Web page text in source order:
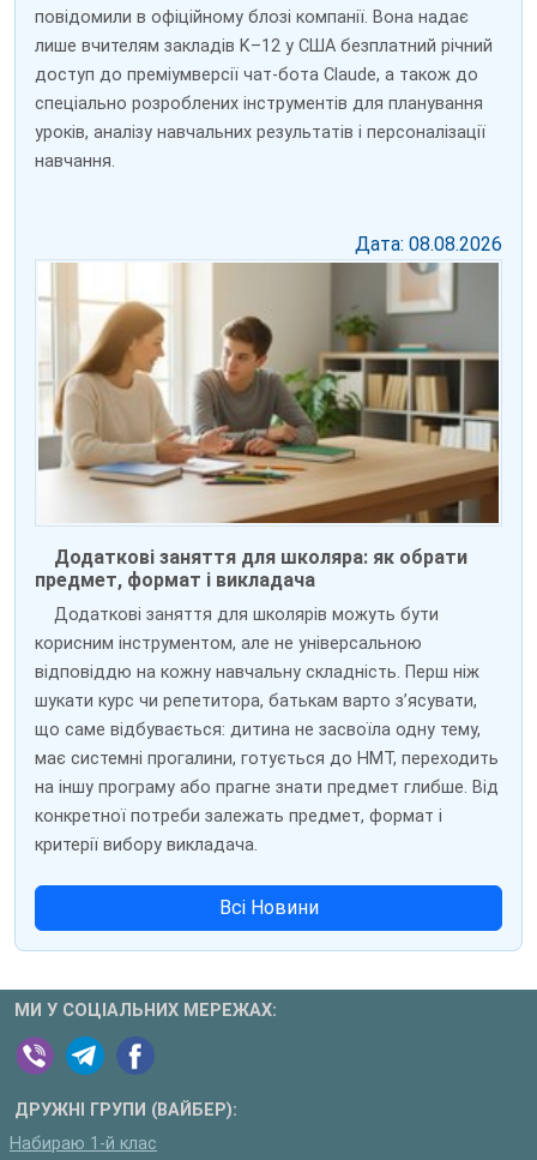
повідомили в офіційному блозі компанії. Вона надає
лише вчителям закладів K–12 у США безплатний річний
доступ до преміумверсії чат-бота Claude, а також до
спеціально розроблених інструментів для планування
уроків, аналізу навчальних результатів і персоналізації
навчання.
Дата: 08.08.2026
Додаткові заняття для школяра: як обрати
предмет, формат і викладача
Додаткові заняття для школярів можуть бути
корисним інструментом, але не універсальною
відповіддю на кожну навчальну складність. Перш ніж
шукати курс чи репетитора, батькам варто з’ясувати,
що саме відбувається: дитина не засвоїла одну тему,
має системні прогалини, готується до НМТ, переходить
на іншу програму або прагне знати предмет глибше. Від
конкретної потреби залежать предмет, формат і
критерії вибору викладача.
Всі Новини
МИ У СОЦІАЛЬНИХ МЕРЕЖАХ:
ДРУЖНІ ГРУПИ (ВАЙБЕР):
Набираю 1-й клас